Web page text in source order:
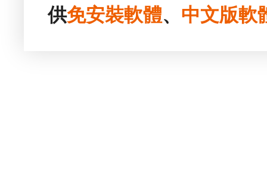
供免安裝軟體、 中文版軟